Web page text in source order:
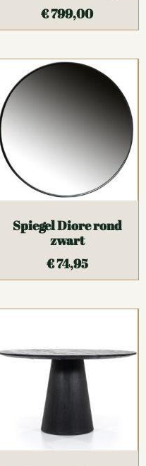
€799,00
Spiegel Diore rond
zwart
€74,95